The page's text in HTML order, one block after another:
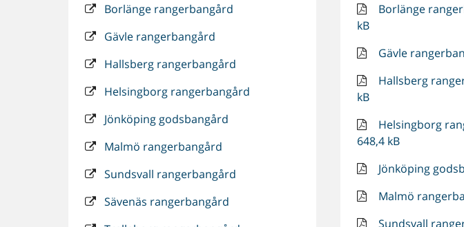
Borlänge rangerbangård
Gävle rangerbangård
Hallsberg rangerbangård
Helsingborg rangerbangård
Jönköping godsbangård
Malmö rangerbangård
Sundsvall rangerbangård
Sävenäs rangerbangård
Borlänge
kB
Gävle
Hallsberg
kB
Helsingborg
648,4 kB
Jönköping
Malmö
Sundsvall